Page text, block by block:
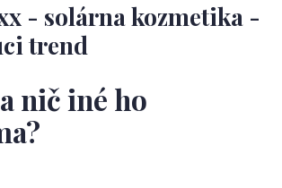
- solárna kozmetika -
trend
nič iné ho